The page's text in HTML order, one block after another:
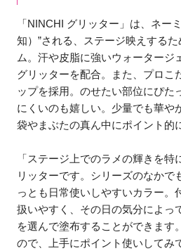
「NINCHI グリッター」は、ネー
知）”される、ステージ映えする
ム。汗や皮脂に強いウォータージ
グリッターを配合。また、プロこ
ップを採用。のせたい部位にぴた
にくいのも嬉しい。少量でも華や
袋やまぶたの真ん中にポイント的
「ステージ上でのラメの輝きを
リッターです。シリーズのなかで
っとも日常使いしやすいカラー。
扱いやすく、その日の気分によっ
を選んで塗布することができます
ので、上手にポイント使いしてみ